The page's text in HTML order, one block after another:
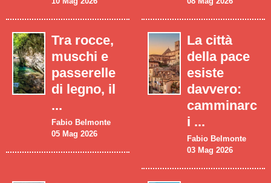
Tra rocce,
muschi e
passerelle
di legno, il
...
Fabio Belmonte
05 Mag 2026
La città
della pace
esiste
davvero:
camminarc
i ...
Fabio Belmonte
03 Mag 2026